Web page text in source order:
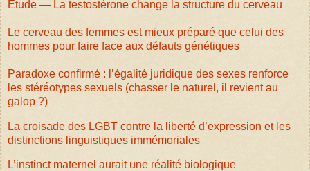
Étude — La testostérone change la structure du cerveau
Le cerveau des femmes est mieux préparé que celui des
hommes pour faire face aux défauts génétiques
Paradoxe confirmé : l’égalité juridique des sexes renforce
les stéréotypes sexuels (chasser le naturel, il revient au
galop ?)
La croisade des LGBT contre la liberté d’expression et les
distinctions linguistiques immémoriales
L’instinct maternel aurait une réalité biologique